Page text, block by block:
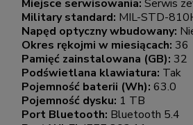
Miejsce serwisowania: Serwis
Military standard: MIL-STD-
Napęd optyczny wbudowany:
Okres rękojmi w miesiącach: 36
Pamięć zainstalowana (GB): 32
Podświetlana klawiatura: Tak
Pojemność baterii (Wh): 63.0
Pojemność dysku: 1 TB
Port Bluetooth: Bluetooth 5.4